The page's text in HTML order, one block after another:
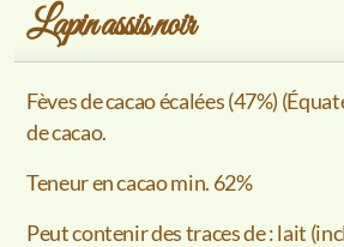
Lapin assis noir
Fèves de cacao écalées (47%)
de cacao.
Teneur en cacao min. 62%
Peut contenir des traces de : lait